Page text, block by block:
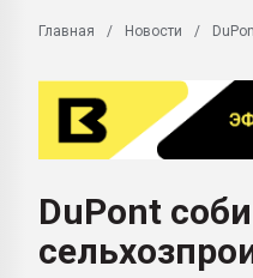
формовочные машины:
Автоматизация выходит на
план в переработке
на строительном рынке
что касается выдува ПЭТ
Главная Новости
DuPont